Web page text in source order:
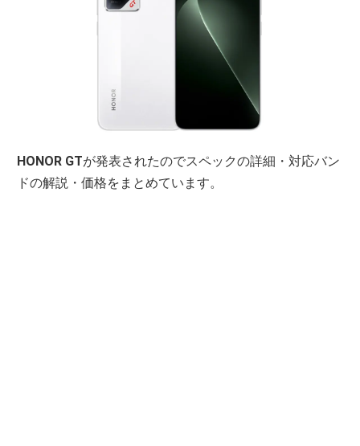
HONOR GTが発表されたのでスペックの詳細・対応バン
ドの解説・価格をまとめています。